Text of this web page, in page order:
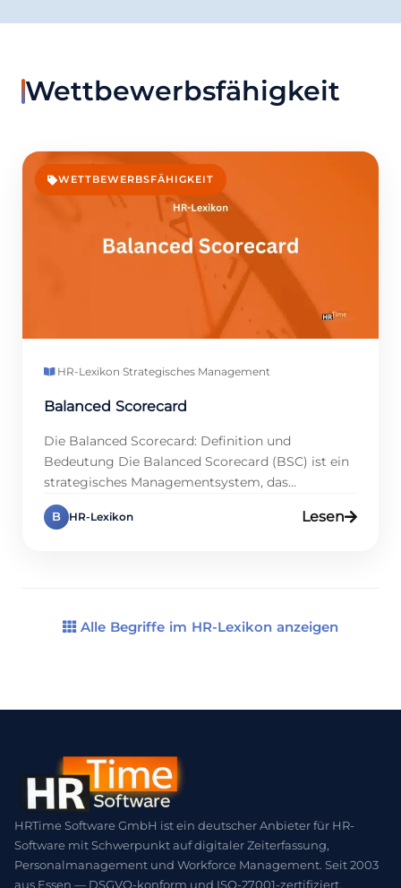
Wettbewerbsfähigkeit
WETTBEWERBSFÄHIGKEIT
HR-Lexikon·Strategisches Management
Balanced Scorecard
Die Balanced Scorecard: Definition und
Bedeutung Die Balanced Scorecard (BSC) ist ein
strategisches Managementsystem, das
Unternehmen dabei unterstützt, ihre
langfristigen Ziele zu erreichen. Sie verknüpft
Norton entwickelt, hat sich die BSC […]
B HR-Lexikon Lesen
Alle Begriffe im HR-Lexikon anzeigen
HRTime Software GmbH ist ein deutscher Anbieter für HR-
Software mit Schwerpunkt auf digitaler Zeiterfassung,
Personalmanagement und Workforce Management. Seit 2003
aus Essen — DSGVO-konform und ISO-27001-zertifiziert.